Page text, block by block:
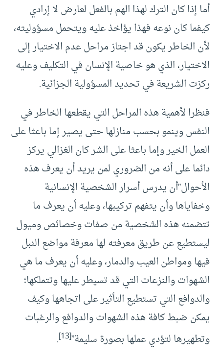
أما إذا كان الترك لهذا الهم بالفعل لعارض لا إرادي
كيفما كان نوعه فهذا يؤاخذ عليه ويتحمل مسؤوليته،
لأن الخاطر يكون قد اجتاز مراحل عدم الاختيار إلى
الاختيار، الذي هو خاصية الإنسان في التكليف وعليه
ركزت الشريعة في تحديد المسؤولية الجزائية.
فنظرا لأهمية هذه المراحل التي يقطعها الخاطر في
النفس وينمو بحسب منازلها حتى يصير إما باعثا على
العمل الخير وإما باعثا على الشر كان الغزالي يركز
دائما على أنه من الضروري لمن يريد أن يعرف هذه
الأحوال”أن يدرس أسرار الشخصية الإنسانية
وخفاياها وأن يتفهم تركيبها، وعليه أن يعرف ما
تتضمنه هذه الشخصية من صفات وخصائص وميول
ليستطيع عن طريق معرفته لها معرفة مواضع النبل
فيها ومواطن العيب والدمار، وعليه أن يعرف ما هي
الشهوات والنزعات التي قد تسيطر عليها وتتملكها؛
والدوافع التي تستطيع التأثير على اتجاهها وكيف
يمكن ضبط كافة هذه الشهوات والدوافع والرغبات
وتطهيرها لتؤدي عملها بصورة سليمة”[13]
.